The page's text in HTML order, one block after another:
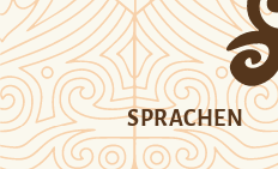
SPRACHEN